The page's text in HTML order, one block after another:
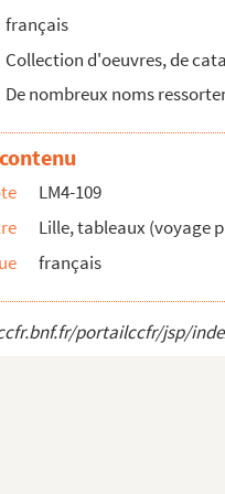
le 10 mars 1902
(an VII)
français
Collection d'oeuvres, de
De nombreux noms
LM4-109
Lille, tableaux (voyage
français
portailccfr/jsp/